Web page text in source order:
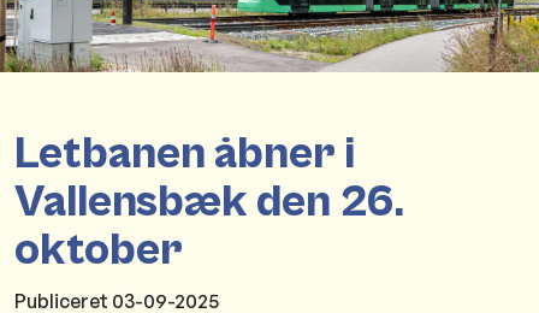
Letbanen åbner i
Vallensbæk den 26.
oktober
Publiceret 03-09-2025